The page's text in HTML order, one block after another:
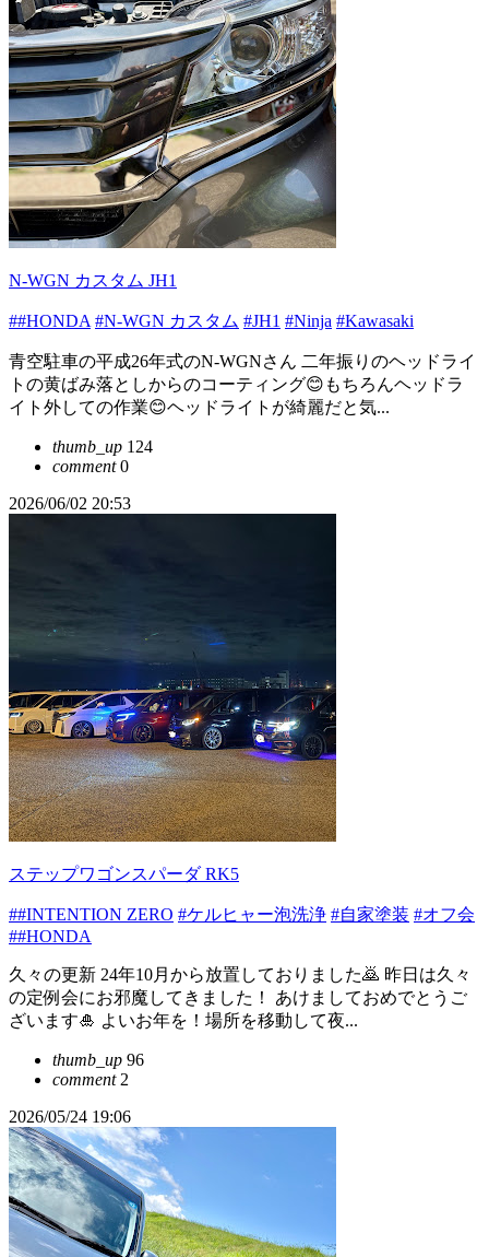
N-WGN カスタム JH1
##HONDA #N-WGN カスタム #JH1 #Ninja #Kawasaki
青空駐車の平成26年式のN-WGNさん 二年振りのヘッドライ
トの黄ばみ落としからのコーティング😊もちろんヘッドラ
イト外しての作業😊ヘッドライトが綺麗だと気...
thumb_up 124
comment0
2026/06/02 20:53
ステップワゴンスパーダ RK5
##INTENTION ZERO #ケルヒャー泡洗浄 #自家塗装 #オフ会
##HONDA
久々の更新 24年10月から放置しておりました🙇 昨日は久々
の定例会にお邪魔してきました！ あけましておめでとうご
ざいます🎍 よいお年を！場所を移動して夜...
thumb_up 96
comment2
2026/05/24 19:06